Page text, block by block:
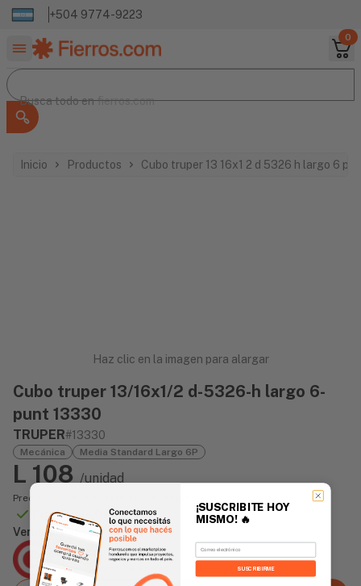
+504 9774-9223
0
Buscar productos
Busca todo en
Busca todo enfierros.com
Inicio Productos Cubo truper 13 16x1 2 d 5326 h largo 6
Haz clic en la imagen para alargar
Cubo truper 13/16x1/2 d-5326-h largo 6-
punt 13330
TRUPER#13330
Mecánica Media Standard Largo 6P
L 108 /unidad
Precio incluye impuesto sobre ventas
Disponible Online
Vendido Por:
Agencia Global
2 días - Tiempo de Entrega Promedio
¡SUSCRIBITE HOY
MISMO! 🔥
Email
SUSCRIBIRME